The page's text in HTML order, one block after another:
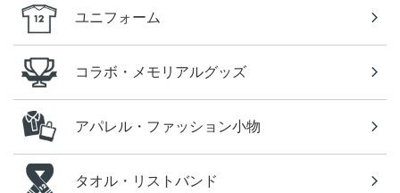
ユニフォーム
コラボ・メモリアルグッズ
アパレル・ファッション小物
タオル・リストバンド